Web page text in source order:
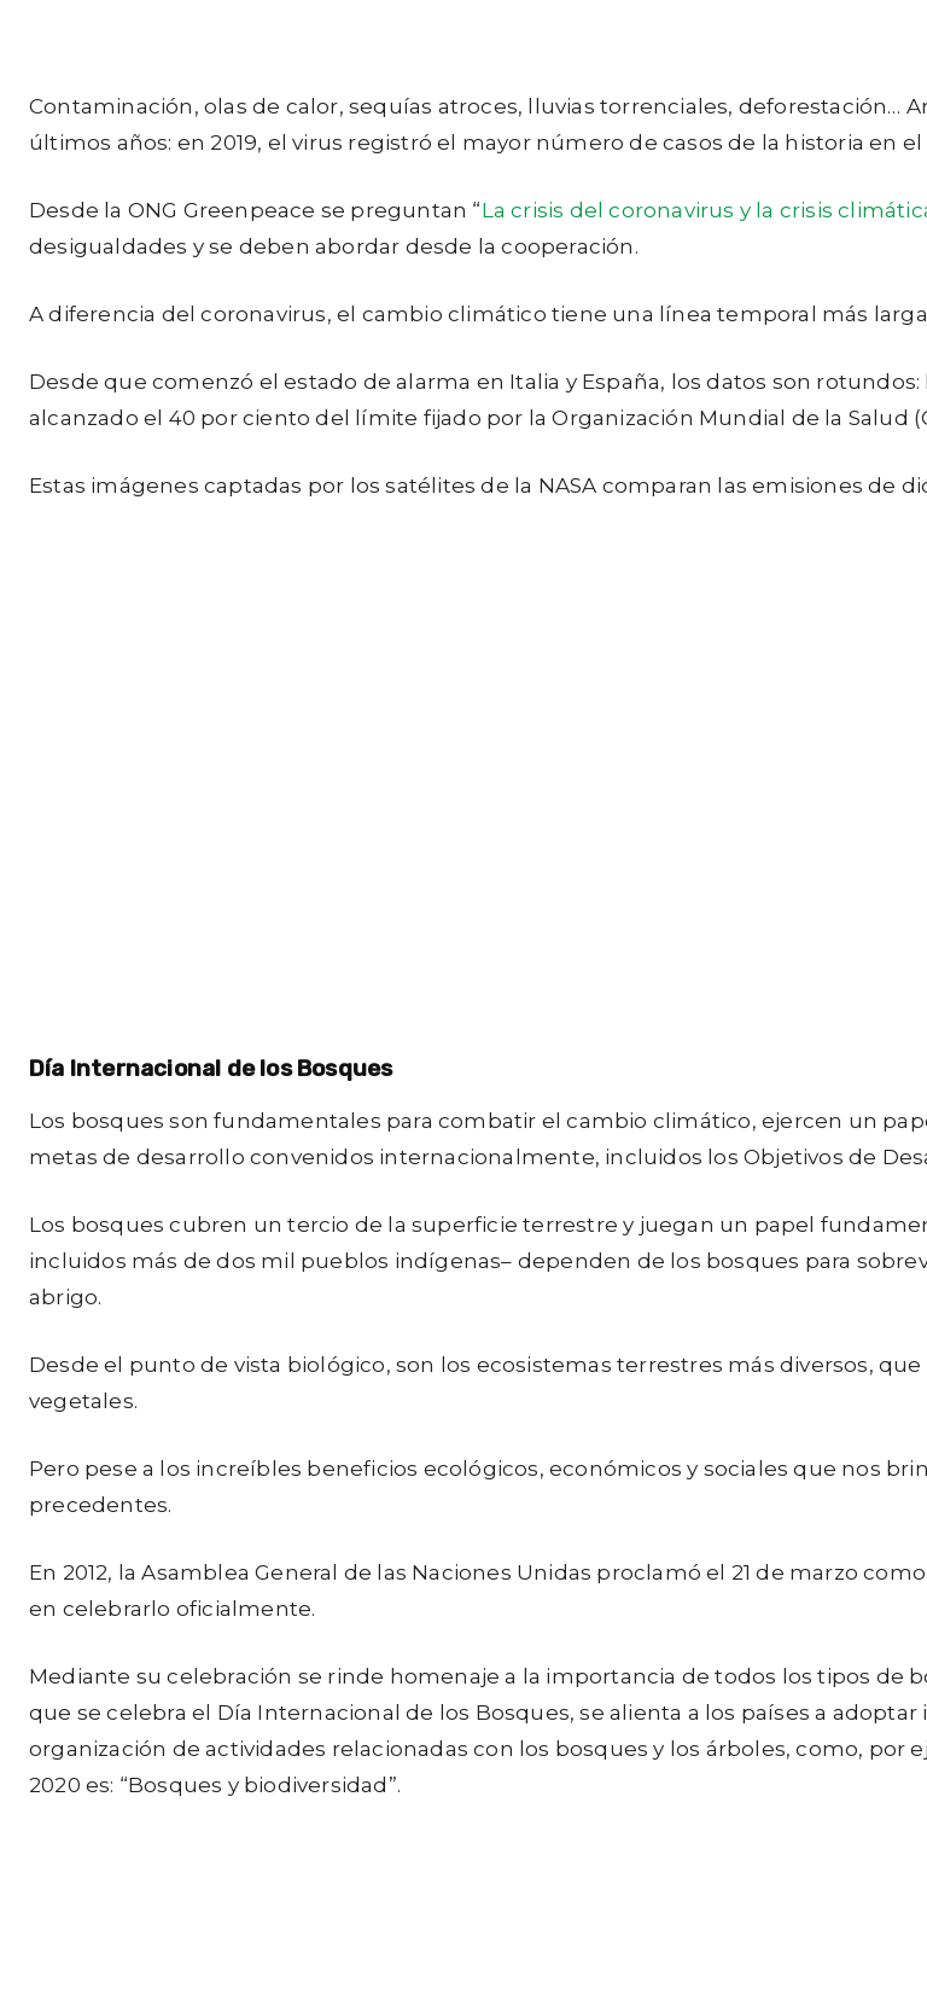
Contaminación, olas de calor, sequías atroces, lluvias torrenciales, deforestación…
últimos años: en 2019, el virus registró el mayor número de casos de la historia en el
Desde la ONG Greenpeace se preguntan “La crisis del coronavirus y la crisis
desigualdades y se deben abordar desde la cooperación.
A diferencia del coronavirus, el cambio climático tiene una línea temporal más
Desde que comenzó el estado de alarma en Italia y España, los datos son
alcanzado el 40 por ciento del límite fijado por la Organización Mundial de la Salud
Estas imágenes captadas por los satélites de la NASA comparan las emisiones de
Día Internacional de los Bosques
Los bosques son fundamentales para combatir el cambio climático, ejercen un
metas de desarrollo convenidos internacionalmente, incluidos los Objetivos de
Los bosques cubren un tercio de la superficie terrestre y juegan un papel
incluidos más de dos mil pueblos indígenas– dependen de los bosques para
abrigo.
Desde el punto de vista biológico, son los ecosistemas terrestres más diversos,
vegetales.
Pero pese a los increíbles beneficios ecológicos, económicos y sociales que nos
precedentes.
En 2012, la Asamblea General de las Naciones Unidas proclamó el 21 de marzo como
en celebrarlo oficialmente.
Mediante su celebración se rinde homenaje a la importancia de todos los tipos de
que se celebra el Día Internacional de los Bosques, se alienta a los países a
organización de actividades relacionadas con los bosques y los árboles, como, por
2020 es: “Bosques y biodiversidad”.